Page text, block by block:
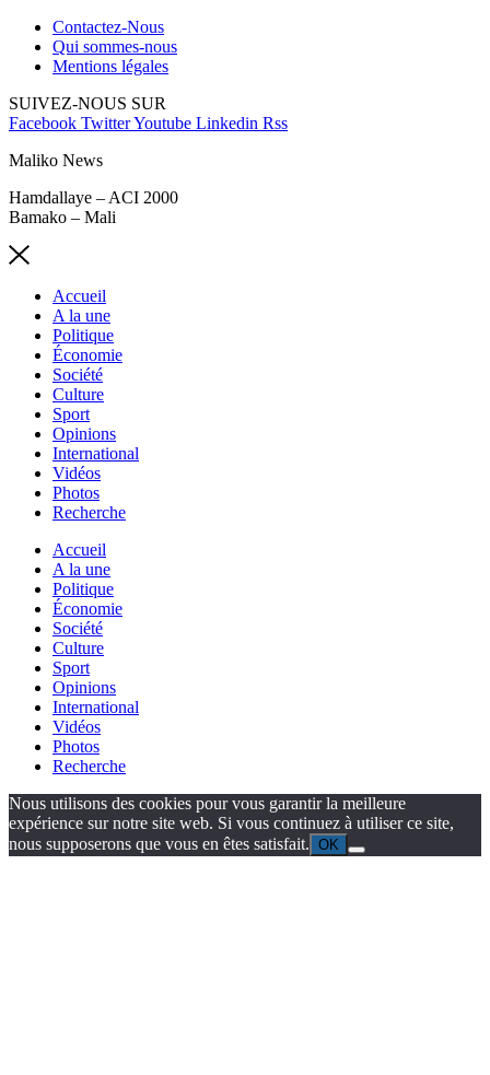
Contactez-Nous
Qui sommes-nous
Mentions légales
SUIVEZ-NOUS SUR
Facebook TwitterYoutube Linkedin Rss
Maliko News
Hamdallaye – ACI 2000
Bamako – Mali
Accueil
A la une
Politique
Économie
Société
Culture
Sport
Opinions
International
Vidéos
Photos
Recherche
Accueil
A la une
Politique
Économie
Société
Culture
Sport
Opinions
International
Vidéos
Photos
Recherche
Nous utilisons des cookies pour vous garantir la meilleure
expérience sur notre site web. Si vous continuez à utiliser ce site,
nous supposerons que vous en êtes satisfait. OK